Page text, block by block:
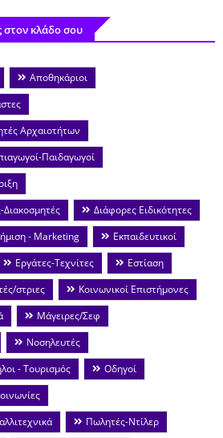
στον κλάδο σου
Αποθηκάριοι
Αρχαιοτήτων
Παιδαγωγοί
Διακοσμητές
Διάφορες Ειδικότητες
- Marketing
Εκπαιδευτικοί
Εργάτες-Τεχνίτες
Εστίαση
στριες
Κοινωνικοί Επιστήμονες
Μάγειρες/Σεφ
Νοσηλευτές
- Τουρισμός
Οδηγοί
Πωλητές-Ντίλερ